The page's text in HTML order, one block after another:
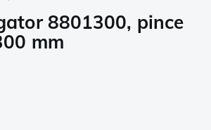
8801300, pince
mm